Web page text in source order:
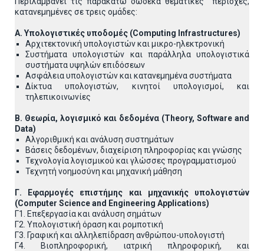
κατανεμημένες σε τρεις ομάδες:
Α. Υπολογιστικές υποδομές (Computing Infrastructures)
Αρχιτεκτονική υπολογιστών και μικρο-ηλεκτρονική
Συστήματα υπολογιστών και παράλληλα υπολογιστικά
συστήματα υψηλών επιδόσεων
Ασφάλεια υπολογιστών και κατανεμημένα συστήματα
Δίκτυα υπολογιστών, κινητοί υπολογισμοί, και
τηλεπικοινωνίες
Β. Θεωρία, λογισμικό και δεδομένα (Theory, Software and
Data)
Αλγοριθμική και ανάλυση συστημάτων
Βάσεις δεδομένων, διαχείριση πληροφορίας και γνώσης
Τεχνολογία λογισμικού και γλώσσες προγραμματισμού
Τεχνητή νοημοσύνη και μηχανική μάθηση
Γ. Εφαρμογές επιστήμης και μηχανικής υπολογιστών
(Computer Scienceand Engineering Applications)
Γ1. Επεξεργασία και ανάλυση σημάτων
Γ2. Υπολογιστική όραση και ρομποτική
Γ3. Γραφική και αλληλεπίδραση ανθρώπου-υπολογιστή
Γ4. Βιοπληροφορική, ιατρική πληροφορική, και